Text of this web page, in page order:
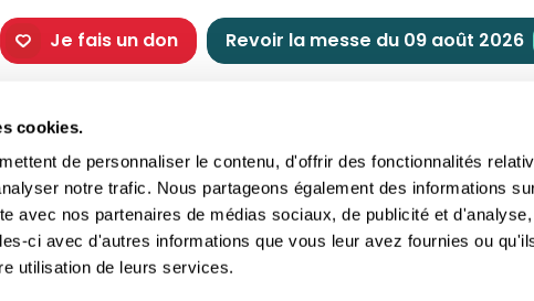
cookies.
de personnaliser le contenu, d'offrir des fonctionnalités
notre trafic. Nous partageons également des informations
avec nos partenaires de médias sociaux, de publicité et
ci avec d'autres informations que vous leur avez fournies ou
utilisation de leurs services.
Je fais un don Revoir la messe du 09 août 2026
fêtes chrétiennes
saints du jour
sacrements
religieux
Comment nous
Faire un don
Réduction d’impôt
Philanthropie